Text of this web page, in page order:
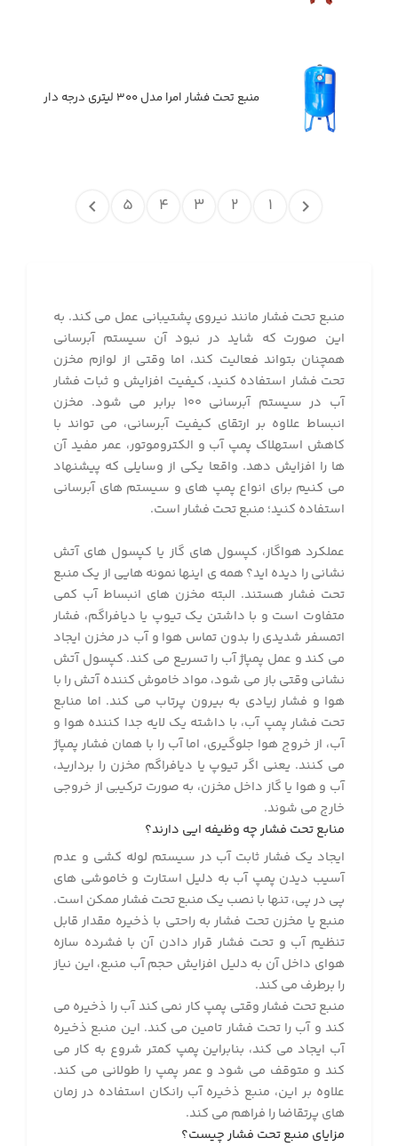
منبع تحت فشار امرا مدل ۳۰۰ لیتری درجه دار
۱ ۲ ۳ ۴ ۵
منبع تحت فشار مانند نیروی پشتیبانی عمل می کند. به
این صورت که شاید در نبود آن سیستم آبرسانی
همچنان بتواند فعالیت کند، اما وقتی از لوازم مخزن
تحت فشار استفاده کنید، کیفیت افزایش و ثبات فشار
آب در سیستم آبرسانی ۱۰۰ برابر می شود. مخزن
انبساط علاوه بر ارتقای کیفیت آبرسانی، می تواند با
کاهش استهلاک پمپ آب و الکتروموتور، عمر مفید آن
ها را افزایش دهد. واقعا یکی از وسایلی که پیشنهاد
می کنیم برای انواع پمپ های و سیستم های آبرسانی
استفاده کنید؛ منبع تحت فشار است.
عملکرد هواگاز، کپسول های گاز یا کپسول های آتش
نشانی را دیده اید؟ همه ی اینها نمونه هایی از یک منبع
تحت فشار هستند. البته مخزن های انبساط آب کمی
متفاوت است و با داشتن یک تیوپ یا دیافراگم، فشار
اتمسفر شدیدی را بدون تماس هوا و آب در مخزن ایجاد
می کند و عمل پمپاژ آب را تسریع می کند. کپسول آتش
نشانی وقتی باز می شود، مواد خاموش کننده آتش را با
هوا و فشار زیادی به بیرون پرتاب می کند. اما منابع
تحت فشار پمپ آب، با داشته یک لایه جدا کننده هوا و
آب، از خروج هوا جلوگیری، اما آب را با همان فشار پمپاژ
می کنند. یعنی اگر تیوپ یا دیافراگم مخزن را بردارید،
آب و هوا یا گاز داخل مخزن، به صورت ترکیبی از خروجی
خارج می شوند.
منابع تحت فشار چه وظیفه ایی دارند؟
ایجاد یک فشار ثابت آب در سیستم لوله کشی و عدم
آسیب دیدن پمپ آب به دلیل استارت و خاموشی های
پی در پی، تنها با نصب یک منبع تحت فشار ممکن است.
منبع یا مخزن تحت فشار به راحتی با ذخیره مقدار قابل
تنظیم آب و تحت فشار قرار دادن آن با فشرده سازه
هوای داخل آن به دلیل افزایش حجم آب منبع، این نیاز
را برطرف می کند.
منبع تحت فشار وقتی پمپ کار نمی کند آب را ذخیره می
کند و آب را تحت فشار تامین می کند. این منبع ذخیره
آب ایجاد می کند، بنابراین پمپ کمتر شروع به کار می
کند و متوقف می شود و عمر پمپ را طولانی می کند.
علاوه بر این، منبع ذخیره آب رانکان استفاده در زمان
های پرتقاضا را فراهم می کند.
مزایای منبع تحت فشار چیست؟